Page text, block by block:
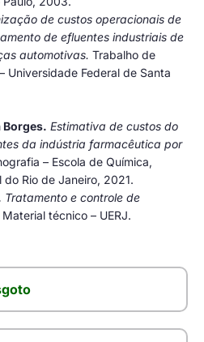
de custos operacionais de
de efluentes industriais de
automotivas. Trabalho de
Universidade Federal de Santa
Borges. Estimativa de custos do
da indústria farmacêutica por
– Escola de Química,
do Rio de Janeiro, 2021.
Tratamento e controle de
Material técnico – UERJ.